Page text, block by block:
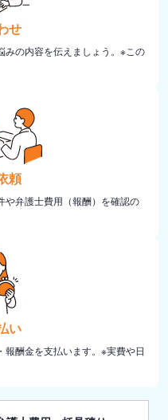
せ
みの内容を伝えましょう。※この
頼
や弁護士費用（報酬）を確認の
い
酬金を支払います。※実費や日